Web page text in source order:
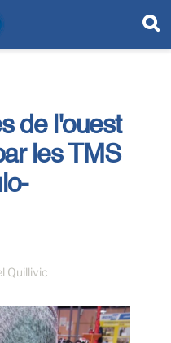
de l'ouest
les TMS
Quillivic